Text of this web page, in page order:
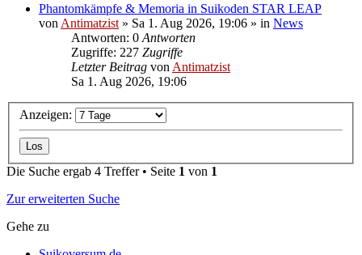
Phantomkämpfe & Memoria in Suikoden STAR LEAP
von Antimatzist » Sa 1. Aug 2026, 19:06 » in News
Antworten: 0 Antworten
Zugriffe: 227 Zugriffe
Letzter Beitrag von Antimatzist
Sa 1. Aug 2026, 19:06
Anzeigen:
Die Suche ergab 4 Treffer • Seite 1 von 1
Zur erweiterten Suche
Gehe zu